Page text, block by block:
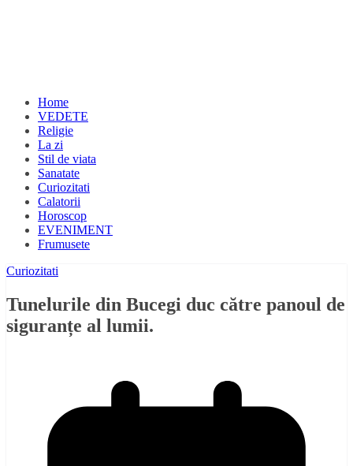
Home
VEDETE
Religie
La zi
Stil de viata
Sanatate
Curiozitati
Calatorii
Horoscop
EVENIMENT
Frumusete
Curiozitati
Tunelurile din Bucegi duc către panoul de
siguranțe al lumii.